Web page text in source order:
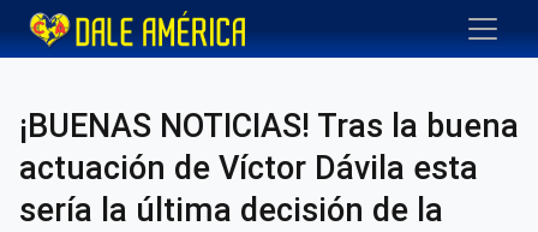
¡BUENAS NOTICIAS! Tras la buena
actuación de Víctor Dávila esta
sería la última decisión de la